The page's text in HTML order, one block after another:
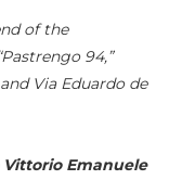
of the
94,”
Via Eduardo de
Vittorio Emanuele